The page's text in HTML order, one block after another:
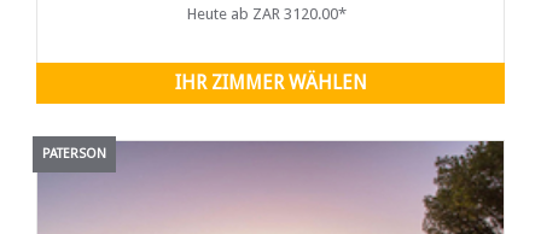
Heute ab ZAR 3120.00*
IHR ZIMMER WÄHLEN
PATERSON